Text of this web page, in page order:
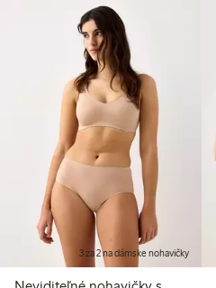
3 za 2 na dámske nohavičky